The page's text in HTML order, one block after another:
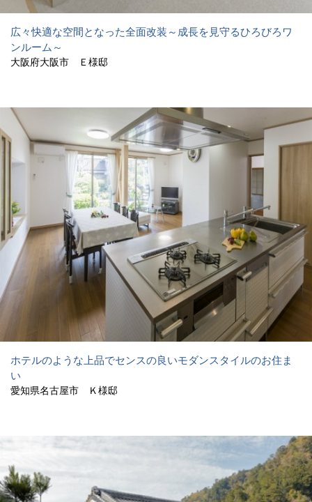
広々快適な空間となった全面改装～成長を見守るひろびろワ
ンルーム～
大阪府大阪市 Ｅ様邸
ホテルのような上品でセンスの良いモダンスタイルのお住ま
い
愛知県名古屋市 Ｋ様邸